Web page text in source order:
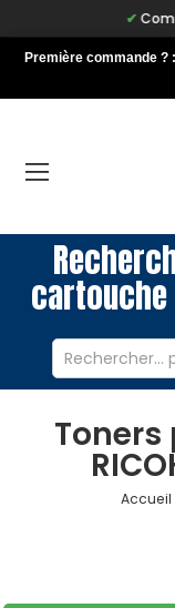
Première commande ? :
Accueil